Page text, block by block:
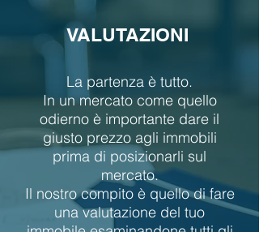
VALUTAZIONI
La partenza è tutto.
In un mercato come quello
odierno è importante dare il
giusto prezzo agli immobili
prima di posizionarli sul
mercato.
Il nostro compito è quello di fare
una valutazione del tuo